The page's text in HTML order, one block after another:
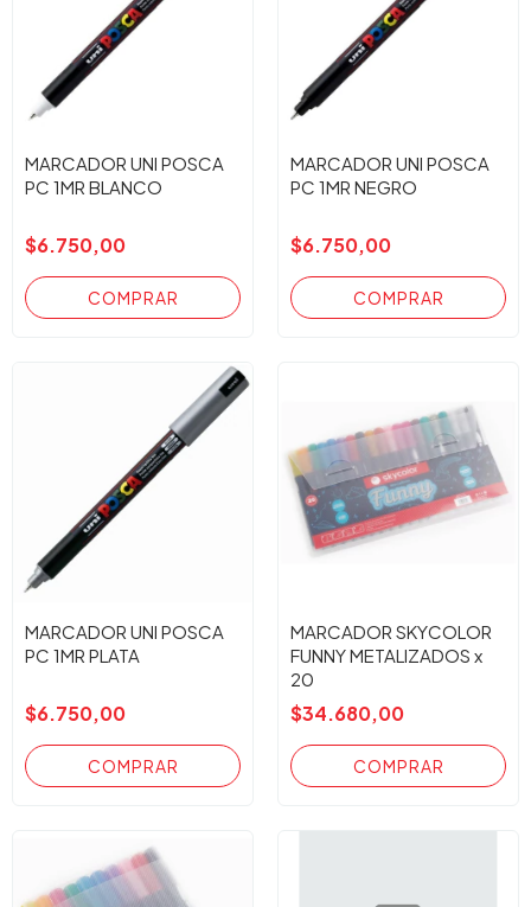
MARCADOR UNI POSCA
PC 1MR BLANCO
$6.750,00
MARCADOR UNI POSCA
PC 1MR NEGRO
$6.750,00
MARCADOR UNI POSCA
PC 1MR PLATA
$6.750,00
MARCADOR SKYCOLOR
FUNNY METALIZADOS x
20
$34.680,00